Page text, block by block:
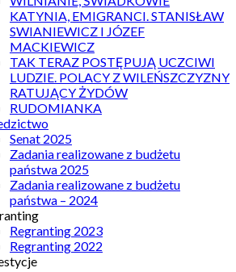
KATYNIA, EMIGRANCI. STANISŁAW
SWIANIEWICZ I JÓZEF
MACKIEWICZ
TAK TERAZ POSTĘPUJĄ UCZCIWI
LUDZIE. POLACY Z WILEŃSZCZYZNY
RATUJĄCY ŻYDÓW
RUDOMIANKA
Senat 2025
Zadania realizowane z budżetu
państwa 2025
Zadania realizowane z budżetu
państwa – 2024
Regranting 2023
Regranting 2022